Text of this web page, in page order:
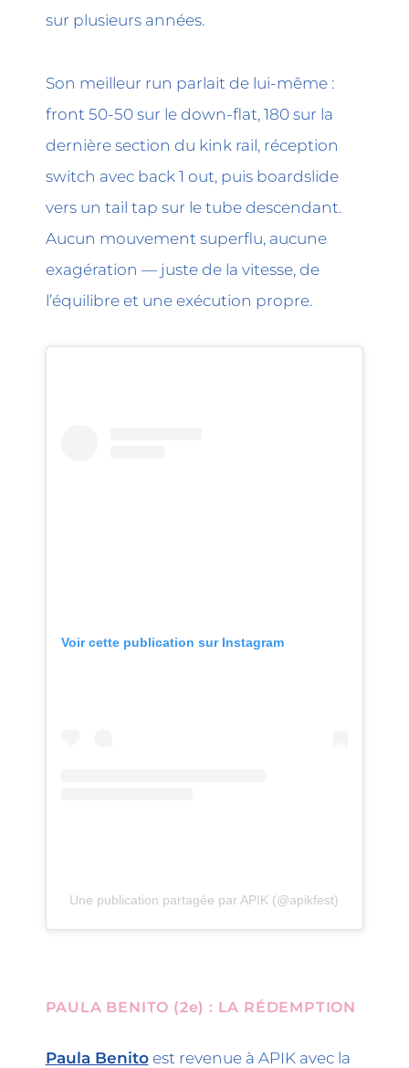
sur plusieurs années.
Son meilleur run parlait de lui-même :
front 50-50 sur le down-flat, 180 sur la
dernière section du kink rail, réception
switch avec back 1 out, puis boardslide
vers un tail tap sur le tube descendant.
Aucun mouvement superflu, aucune
exagération — juste de la vitesse, de
l’équilibre et une exécution propre.
Voir cette publication sur Instagram
Une publication partagée par APIK (@apikfest)
PAULA BENITO (2e) : LA RÉDEMPTION
Paula Benitoest revenue à APIK avec la